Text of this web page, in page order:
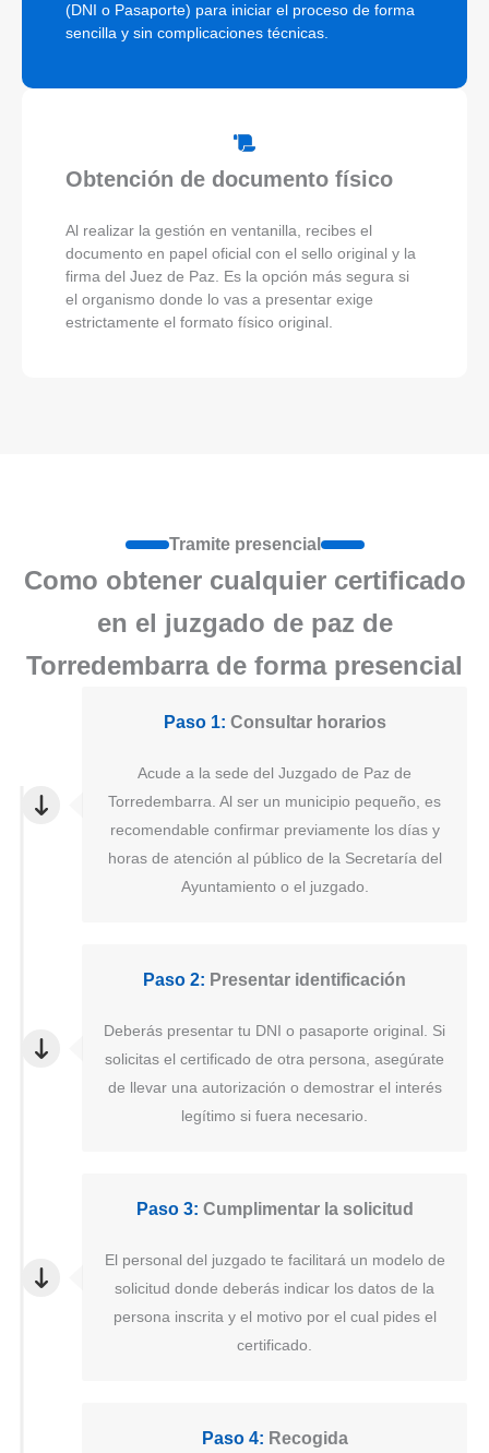
(DNI o Pasaporte) para iniciar el proceso de forma
sencilla y sin complicaciones técnicas.
Obtención de documento físico
Al realizar la gestión en ventanilla, recibes el
documento en papel oficial con el sello original y la
firma del Juez de Paz. Es la opción más segura si
el organismo donde lo vas a presentar exige
estrictamente el formato físico original.
Tramite presencial
Como obtener cualquier certificado
en el juzgado de paz de
Torredembarra de forma presencial
Paso 1: Consultar horarios
Acude a la sede del Juzgado de Paz de
Torredembarra. Al ser un municipio pequeño, es
recomendable confirmar previamente los días y
horas de atención al público de la Secretaría del
Ayuntamiento o el juzgado.
Paso 2: Presentar identificación
Deberás presentar tu DNI o pasaporte original. Si
solicitas el certificado de otra persona, asegúrate
de llevar una autorización o demostrar el interés
legítimo si fuera necesario.
Paso 3: Cumplimentar la solicitud
El personal del juzgado te facilitará un modelo de
solicitud donde deberás indicar los datos de la
persona inscrita y el motivo por el cual pides el
certificado.
Paso 4: Recogida